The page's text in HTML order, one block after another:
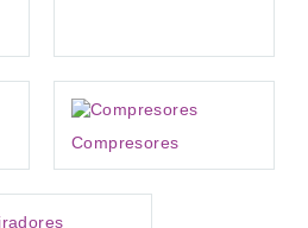
Compresores